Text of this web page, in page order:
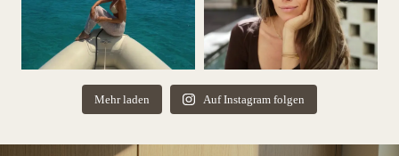
Mehr laden Auf Instagram folgen